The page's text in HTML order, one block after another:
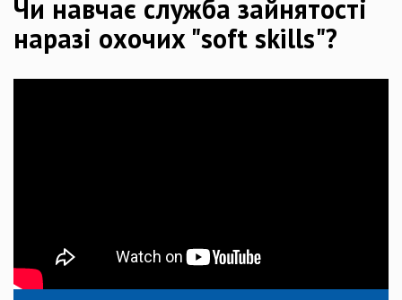
Чи навчає служба зайнятості
наразі охочих "soft skills"?